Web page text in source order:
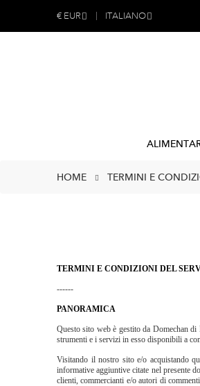
€ EUR ITALIANO
HOME TERMINI E
TERMINI E CONDIZIONI DEL
------
PANORAMICA
Questo sito web è gestito da Domechan
strumenti e i servizi in esso disponibili a
Visitando il nostro sito e/o acquistando
informative aggiuntive citate nel presente
clienti, commercianti e/o autori di